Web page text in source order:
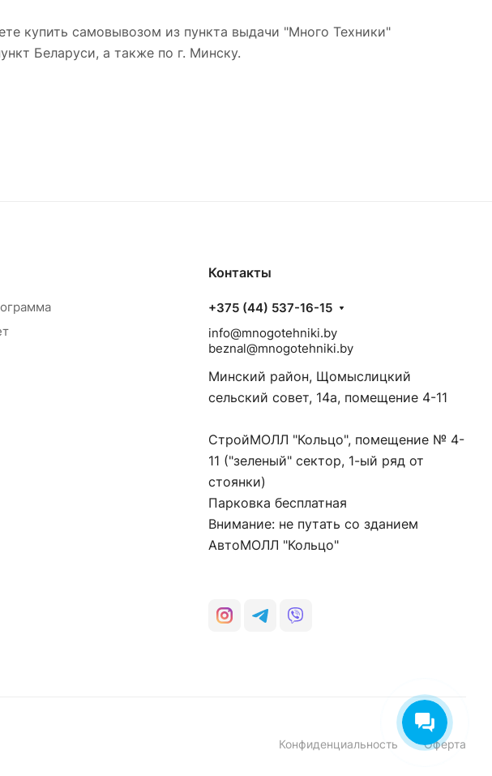
купить самовывозом из пункта выдачи "Много Техники"
Беларуси, а также по г. Минску.
Контакты
+375 (44) 537-16-15
info@mnogotehniki.by
beznal@mnogotehniki.by
Минский район, Щомыслицкий
сельский совет, 14а, помещение 4-11
СтройМОЛЛ "Кольцо", помещение № 4-
11 ("зеленый" сектор, 1-ый ряд от
стоянки)
Парковка бесплатная
Внимание: не путать со зданием
АвтоМОЛЛ "Кольцо"
Конфиденциальность Оферта